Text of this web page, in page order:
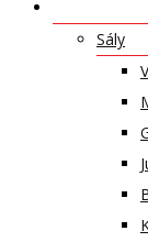
Sály